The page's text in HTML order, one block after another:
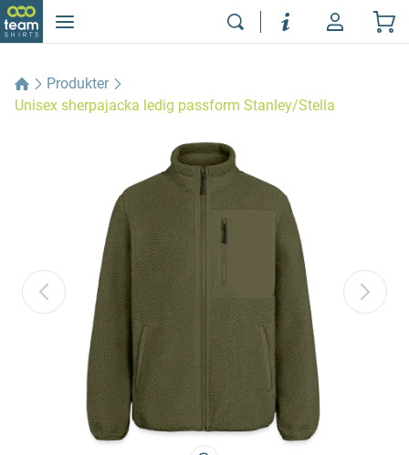
Produkter
Unisex sherpajacka ledig passform Stanley/Stella